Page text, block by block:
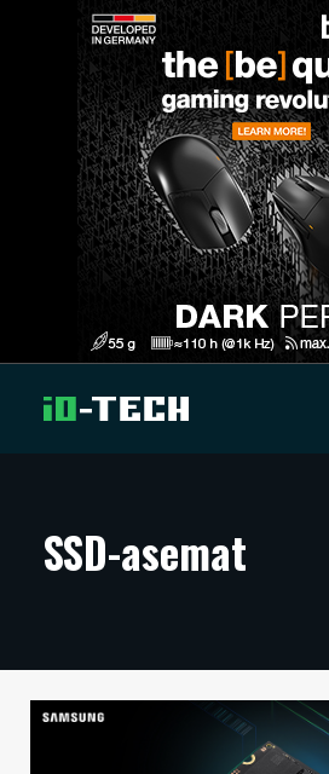
ARTIKKELIT
TECHBBS
TIETOA
SSD-asemat